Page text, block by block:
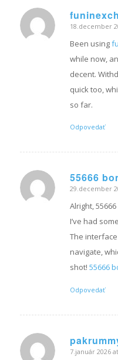
hovorí:
18.december
Been using
while now,
decent.
quick too,
so far.
Odpovedať
55666
hovorí:
29.december
Alright,
I’ve had
The
navigate,
shot! 55666
Odpovedať
hovorí:
7.január 2026